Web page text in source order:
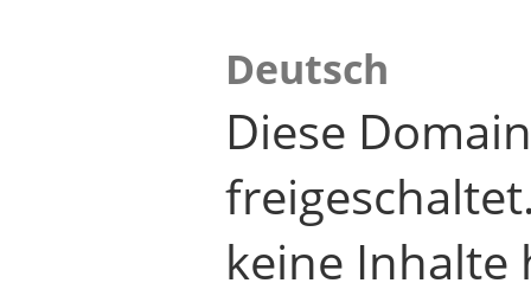
Deutsch
Diese
keine Inhalte